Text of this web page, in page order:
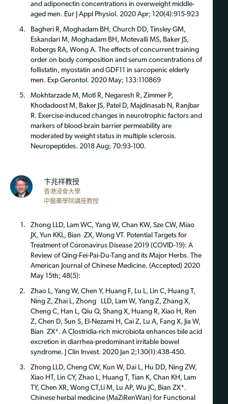
and adiponectin concentrations in overweight middle-
aged men. Eur J Appl Physiol. 2020 Apr; 120(4):915-923
Bagheri R, Moghadam BH, Church DD, Tinsley GM,
Eskandari M, Moghadam BH, Motevalli MS, Baker JS,
Robergs RA, Wong A. The effects of concurrent training
order on body composition and serum concentrations of
follistatin, myostatin and GDF11 in sarcopenic elderly
men. Exp Gerontol. 2020 May; 133:110869
Mokhtarzade M, Motl R, Negaresh R, Zimmer P,
Khodadoost M, Baker JS, Patel D, Majdinasab N, Ranjbar
R. Exercise-induced changes in neurotrophic factors and
markers of blood-brain barrier permeability are
moderated by weight status in multiple sclerosis.
Neuropeptides. 2018 Aug; 70:93-100.
卞兆祥教授
香港浸會大學
中醫藥學院講座教授
Zhong LLD, Lam WC, Yang W, Chan KW, Sze CW, Miao
JX, Yun KKL, Bian ZX, Wong VT. Potential Targets for
Treatment of Coronavirus Disease 2019 (COVID-19): A
Review of Qing-Fei-Pai-Du-Tang and its Major Herbs. The
American Journal of Chinese Medicine. (Accepted) 2020
May 15th; 48(5):
Zhao L, Yang W, Chen Y, Huang F, Lu L, Lin C, Huang T,
Ning Z, Zhai L, Zhong LLD, Lam W, Yang Z, Zhang X,
Cheng C, Han L, Qiu Q, Shang X, Huang R, Xiao H, Ren
Z, Chen D, Sun S, El-Nezami H, Cai Z, Lu A, Fang X, Jia W,
Bian ZX*. A Clostridia-rich microbiota enhances bile acid
excretion in diarrhea-predominant irritable bowel
syndrome. J Clin Invest. 2020 Jan 2;130(1):438-450.
Zhong LLD, Cheng CW, Kun W, Dai L, Hu DD, Ning ZW,
Xiao HT, Lin CY, Zhao L, Huang T, Tian K, Chan KH, Lam
TY, Chen XR, Wong CT,Li M, Lu AP, Wu JC, Bian ZX*.
Chinese herbal medicine (MaZiRenWan) for Functional